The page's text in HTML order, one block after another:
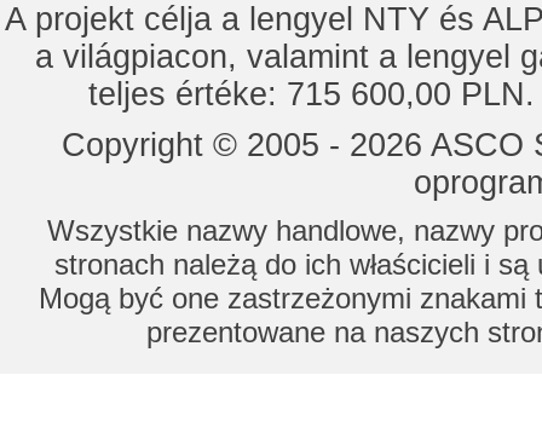
A projekt célja a lengyel NTY és
a világpiacon, valamint a lengyel
teljes értéke: 715 600,00
Copyright © 2005 - 2026
Wszystkie nazwy handlowe, nazwy
stronach należą do ich właścicieli i
Mogą być one zastrzeżonymi znakami
prezentowane na naszych